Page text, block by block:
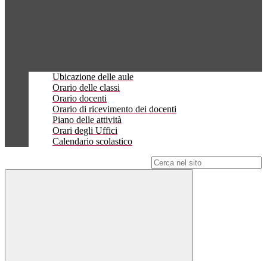
Ubicazione delle aule
Orario delle classi
Orario docenti
Orario di ricevimento dei docenti
Piano delle attività
Orari degli Uffici
Calendario scolastico